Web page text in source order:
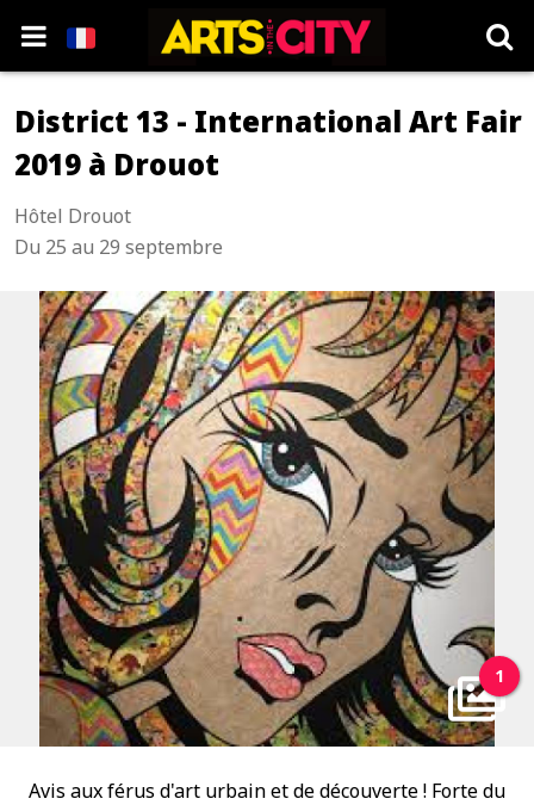
District 13 - International Art Fair
2019 à Drouot
Hôtel Drouot
Du 25 au 29 septembre
1
Avis aux férus d'art urbain et de découverte ! Forte du